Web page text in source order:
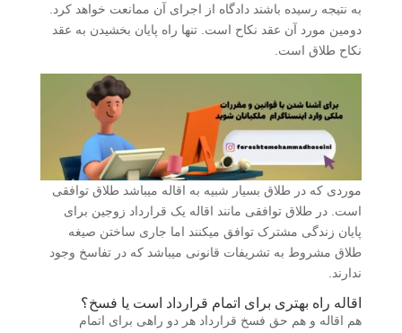
به نتیجه رسیده باشند دادگاه از اجرای آن ممانعت خواهد کرد.
دومین مورد آن عقد نکاح است. تنها راه پایان بخشیدن به عقد
نکاح طلاق است.
موردی که در طلاق بسیار شبیه به اقاله میباشد طلاق توافقی
است. در طلاق توافقی مانند اقاله یک قرارداد زوجین برای
پایان زندگی مشترک توافق میکنند اما جاری ساختن صیغه
طلاق مشروط به تشریفات قانونی میباشد که در تفاسخ وجود
ندارند.
اقاله راه بهتری برای اتمام قرارداد است یا فسخ؟
هم اقاله و هم حق فسخ قرارداد هر دو راهی برای اتمام